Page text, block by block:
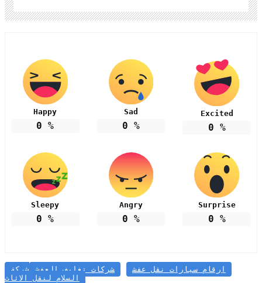
Happy
0 %
Sad
0 %
Excited
0 %
Sleepy
0 %
Angry
0 %
Surprise
0 %
ارقام سيارات نقل عفش شركات تغليف العفش
شركة
السلام لنقل الاثاث